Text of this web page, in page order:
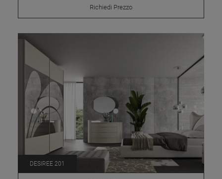
Richiedi Prezzo
DESIREE 201